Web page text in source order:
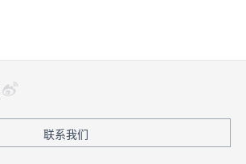
联系我们